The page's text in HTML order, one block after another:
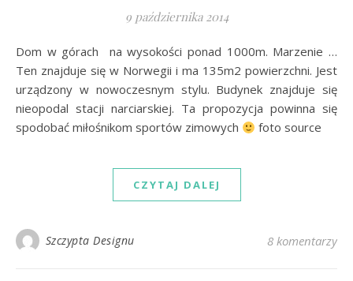
9 października 2014
Dom w górach na wysokości ponad 1000m. Marzenie …
Ten znajduje się w Norwegii i ma 135m2 powierzchni. Jest
urządzony w nowoczesnym stylu. Budynek znajduje się
nieopodal stacji narciarskiej. Ta propozycja powinna się
spodobać miłośnikom sportów zimowych
foto source
CZYTAJ DALEJ
Szczypta Designu 8 komentarzy